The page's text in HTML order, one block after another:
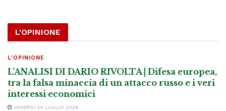
L'OPINIONE
L'OPINIONE
L’ANALISI DI DARIO RIVOLTA | Difesa europea,
tra la falsa minaccia di un attacco russo e i veri
interessi economici
VENERDÌ 24 LUGLIO 2026